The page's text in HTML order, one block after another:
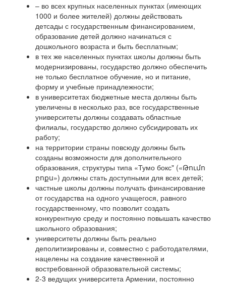
– во всех крупных населенных пунктах (имеющих
1000 и более жителей) должны действовать
детсады с государственным финансированием,
образование детей должно начинаться с
дошкольного возраста и быть бесплатным;
в тех же населенных пунктах школы должны быть
модернизированы, государство должно обеспечить
не только бесплатное обучение, но и питание,
форму и учебные принадлежности;
в университетах бюджетные места должны быть
увеличены в несколько раз, все государственные
университеты должны создавать областные
филиалы, государство должно субсидировать их
работу;
на территории страны повсюду должны быть
созданы возможности для дополнительного
образования, структуры типа «Тумо бокс" («Թումո
բոքս») должны стать доступными для всех детей;
частные школы должны получать финансирование
от государства на одного учащегося, равного
государственному, что позволит создать
конкурентную среду и постоянно повышать качество
школьного образования;
университеты должны быть реально
деполитизированы и, совместно с работодателями,
нацелены на создание качественной и
востребованной образовательной системы;
2-3 ведущих университета Армении, постоянно